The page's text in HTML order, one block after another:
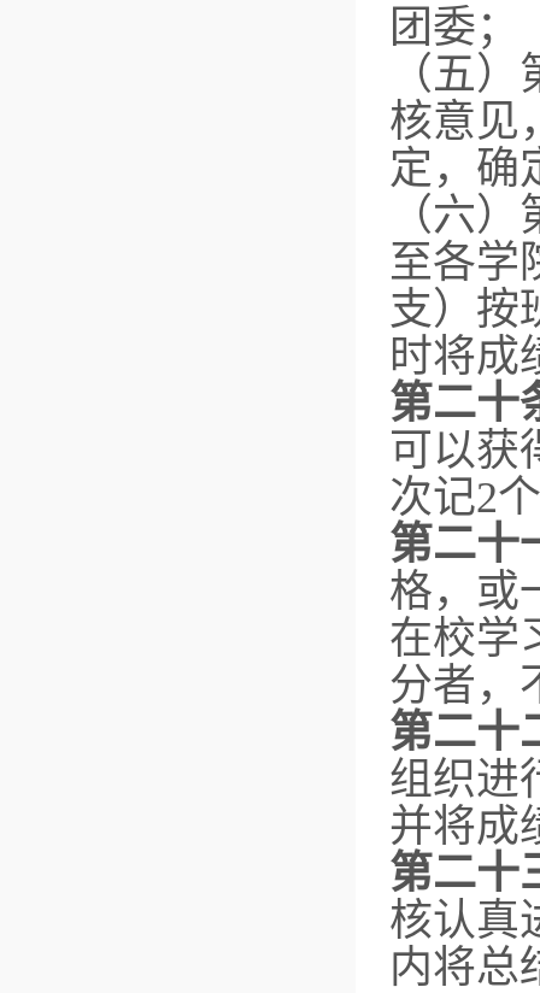
团委；
（五
核意见
定，确
（六
至各学
支）按
时将成
第二十
可以获
次记2
第二十
格，或
在校学
分者，
第二十
组织进
并将成
第二十
核认真
内将总